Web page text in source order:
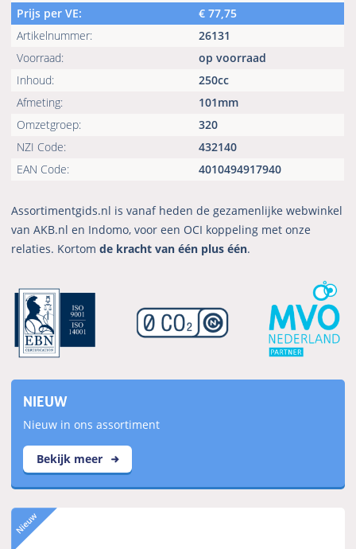
Prijs per VE:
€77,75
Artikelnummer:
26131
Voorraad:
op voorraad
Inhoud:
250cc
Afmeting:
101mm
Omzetgroep:
320
NZI Code:
432140
EAN Code:
4010494917940
Assortimentgids.nl is vanaf heden de gezamenlijke webwinkel
van AKB.nl en Indomo, voor een OCI koppeling met onze
relaties. Kortomde kracht van één plus één.
NIEUW
Nieuw in ons assortiment
Bekijk meer